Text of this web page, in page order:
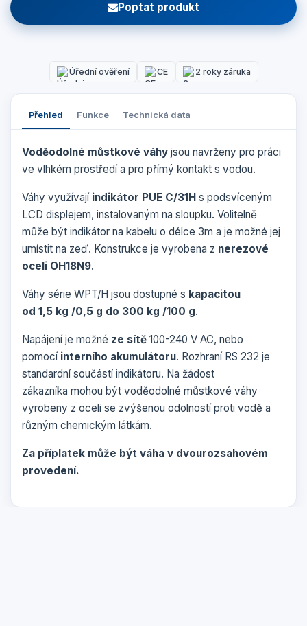
Poptat produkt
Úřední ověření CE 2 roky záruka
Přehled Funkce Technická data
Voděodolné můstkové váhy jsou navrženy pro práci
ve vlhkém prostředí a pro přímý kontakt s vodou.
Váhy využívají indikátor PUE C/31H s podsvíceným
LCD displejem, instalovaným na sloupku. Volitelně
může být indikátor na kabelu o délce 3m a je možné jej
umístit na zeď. Konstrukce je vyrobena z nerezové
oceli OH18N9.
Váhy série WPT/H jsou dostupné s kapacitou
od 1,5 kg /0,5 g do 300 kg /100 g.
Napájení je možné ze sítě 100-240 V AC, nebo
pomocíinterního akumulátoru. Rozhraní RS 232 je
standardní součástí indikátoru. Na žádost
zákazníka mohou být voděodolné můstkové váhy
vyrobeny z oceli se zvýšenou odolností proti vodě a
různým chemickým látkám.
Za příplatek může být váha v dvourozsahovém
provedení.